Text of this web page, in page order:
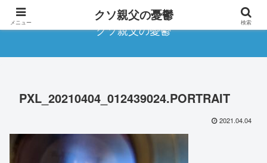
クソ親父の憂鬱
PXL_20210404_012439024.PORTRAIT
2021.04.04
メニュー クソ親父の憂鬱 検索